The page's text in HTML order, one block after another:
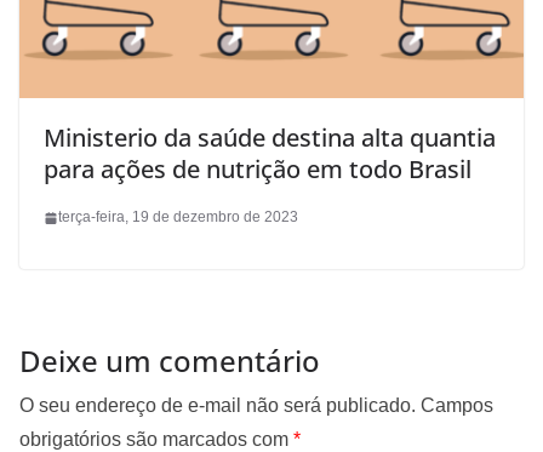
Ministerio da saúde destina alta quantia
para ações de nutrição em todo Brasil
terça-feira, 19 de dezembro de 2023
Deixe um comentário
O seu endereço de e-mail não será publicado. Campos
obrigatórios são marcados com *